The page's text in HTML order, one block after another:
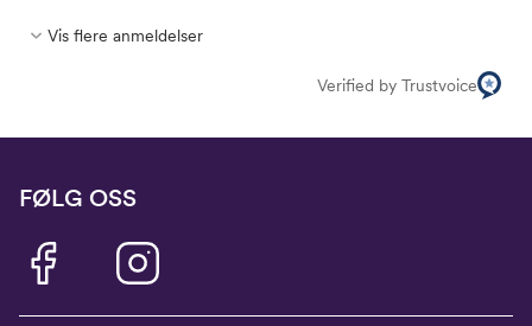
Vis flere anmeldelser
Verified by Trustvoice
FØLG OSS